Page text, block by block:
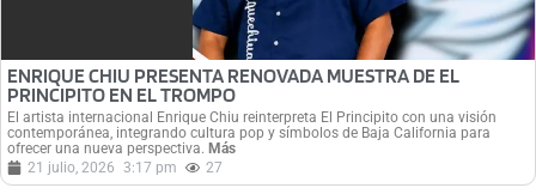
ENRIQUE CHIU PRESENTA RENOVADA MUESTRA DE EL
PRINCIPITO EN EL TROMPO
El artista internacional Enrique Chiu reinterpreta El Principito con una visión
contemporánea, integrando cultura pop y símbolos de Baja California para
ofrecer una nueva perspectiva. Más
21 julio, 2026 3:17 pm 27